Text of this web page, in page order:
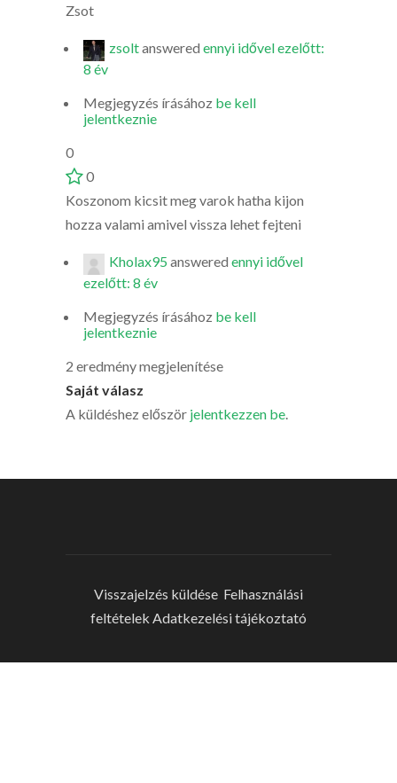
Zsot
zsoltanswered ennyi idővel ezelőtt:
8 év
Megjegyzés írásához be kell
jelentkeznie
0
0
Koszonom kicsit meg varok hatha kijon
hozza valami amivel vissza lehet fejteni
Kholax95 answered ennyi idővel
ezelőtt: 8 év
Megjegyzés írásához be kell
jelentkeznie
2 eredmény megjelenítése
Saját válasz
A küldéshez először jelentkezzen be.
Visszajelzés küldése Felhasználási
feltételek Adatkezelési tájékoztató